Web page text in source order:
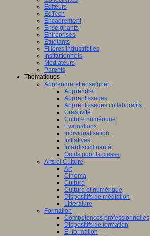
Editeurs
EdTech
Encadrement
Enseignants
Entreprises
Etudiants
Filières industrielles
Institutionnels
Médiateurs
Parents
Thématiques
Apprendre et enseigner
Apprendre
Apprentissages
Apprentissages collaboratifs
Créativité
Culture numérique
Evaluations
Individualisation
Initiatives
Interdisciplinarité
Outils pour la classe
Arts et Culture
Art
Cinéma
Culture
Culture et numérique
Dispositifs de médiation
Littérature
Formation
Compétences professionnelles
Dispositifs de formation
E- formation